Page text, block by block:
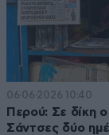
06·06·2026 10:40
Περού: Σε δίκη
Σάντσες δύο